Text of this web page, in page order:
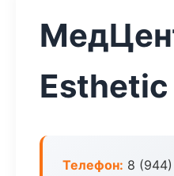
Esthetic
Телефон: 8